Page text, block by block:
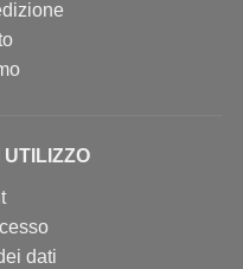
UTILIZZO
dati